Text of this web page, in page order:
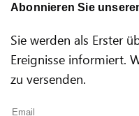
Abonnieren Sie
Sie werden als Erster
Ereignisse informiert.
zu versenden.